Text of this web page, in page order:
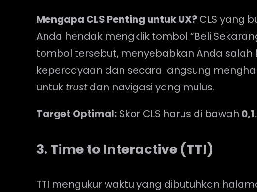
Mengapa CLS Penting untuk UX? CLS yang
Anda hendak mengklik tombol “Beli
tombol tersebut, menyebabkan Anda
kepercayaan dan secara langsung
untuk trustdan navigasi yang mulus.
Target Optimal: Skor CLS harus di bawah 0,1.
3. Time to Interactive (TTI)
TTI mengukur waktu yang dibutuhkan